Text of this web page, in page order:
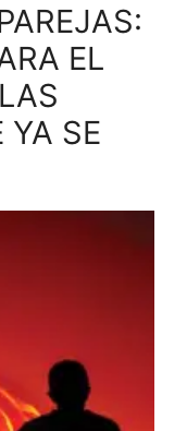
EL
YA SE